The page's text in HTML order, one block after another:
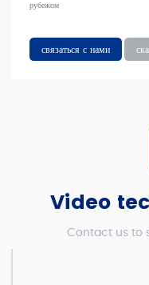
рубежом
связаться с нами
Video
Contact us to